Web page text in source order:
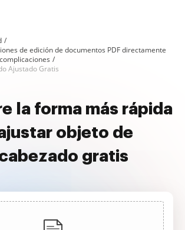
de edición de documentos PDF directamente
Ajustado Gratis
la forma más rápida
objeto de
gratis